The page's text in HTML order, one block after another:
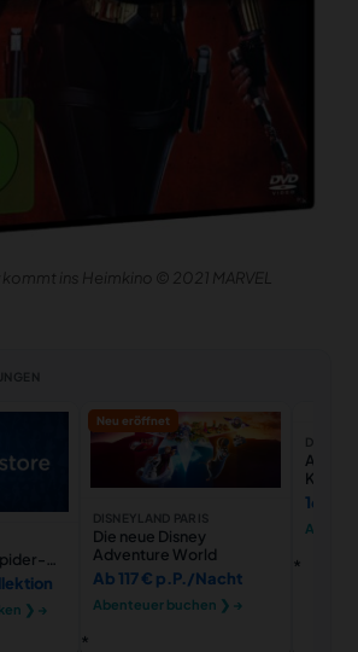
ins Heimkino © 2021 MARVEL
❯ →
Neu eröffnet
DISNEYLAND PARIS
Die neue Disney
Adventure World
Ab 117 € p.P./Nacht
Abenteuer buchen ❯ →
DISNEY
Kinder
16,50